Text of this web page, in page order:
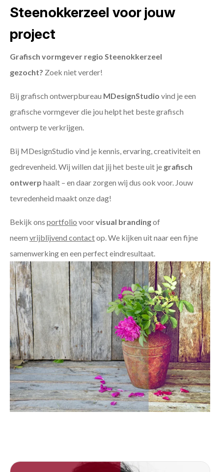
Steenokkerzeel voor jouw
project
Grafisch vormgever regio Steenokkerzeel
gezocht? Zoek niet verder!
Bij grafisch ontwerpbureau MDesignStudio vind je een
grafische vormgever die jou helpt het beste grafisch
ontwerp te verkrijgen.
Bij MDesignStudio vind je kennis, ervaring, creativiteit en
gedrevenheid. Wij willen dat jij het beste uit je grafisch
ontwerp haalt – en daar zorgen wij dus ook voor. Jouw
tevredenheid maakt onze dag!
Bekijk ons portfolio voorvisual brandingof
neem vrijblijvend contactop. We kijken uit naar een fijne
samenwerking en een perfect eindresultaat.